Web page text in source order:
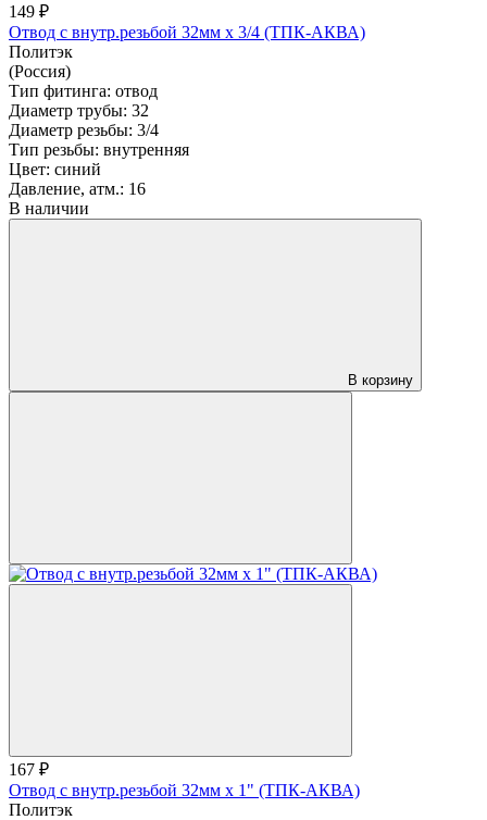
149 ₽
Отвод с внутр.резьбой 32мм х 3/4 (ТПК-АКВА)
Политэк
(Россия)
Тип фитинга: отвод
Диаметр трубы: 32
Диаметр резьбы: 3/4
Тип резьбы: внутренняя
Цвет: синий
Давление, атм.: 16
В наличии
В корзину
167 ₽
Отвод с внутр.резьбой 32мм х 1" (ТПК-АКВА)
Политэк